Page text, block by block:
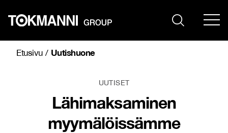
sisältöön
Etusivu/ Uutishuone
UUTISET
Lähimaksaminen
myymälöissämme